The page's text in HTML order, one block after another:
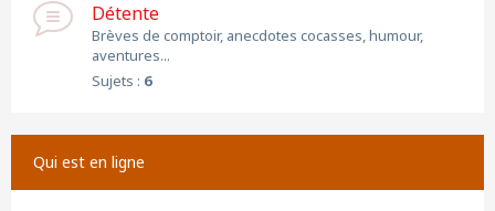
Détente
Brèves de comptoir, anecdotes cocasses, humour,
aventures...
Sujets : 6
Qui est en ligne